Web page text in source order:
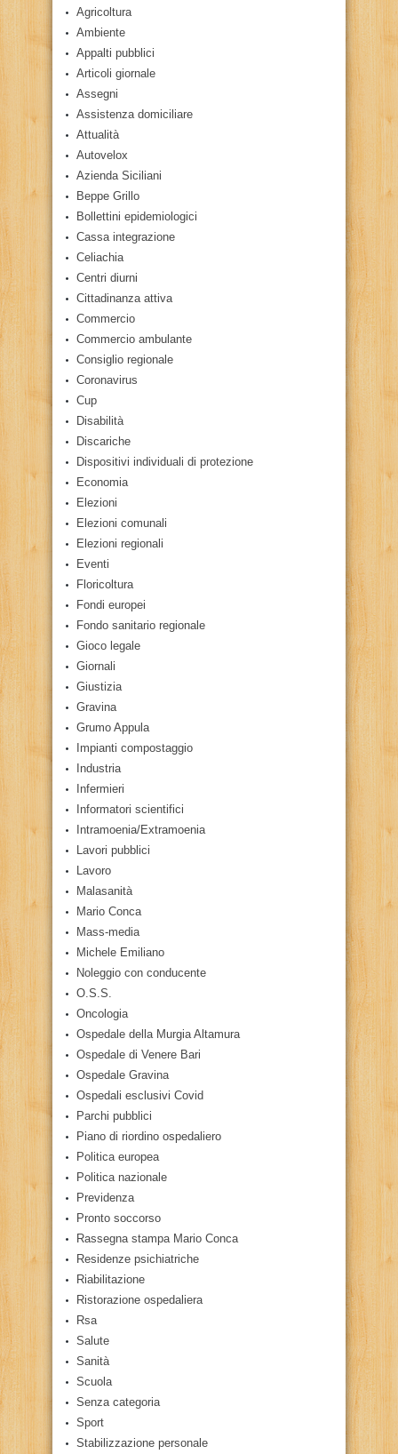
Agricoltura
Ambiente
Appalti pubblici
Articoli giornale
Assegni
Assistenza domiciliare
Attualità
Autovelox
Azienda Siciliani
Beppe Grillo
Bollettini epidemiologici
Cassa integrazione
Celiachia
Centri diurni
Cittadinanza attiva
Commercio
Commercio ambulante
Consiglio regionale
Coronavirus
Cup
Disabilità
Discariche
Dispositivi individuali di protezione
Economia
Elezioni
Elezioni comunali
Elezioni regionali
Eventi
Floricoltura
Fondi europei
Fondo sanitario regionale
Gioco legale
Giornali
Giustizia
Gravina
Grumo Appula
Impianti compostaggio
Industria
Infermieri
Informatori scientifici
Intramoenia/Extramoenia
Lavori pubblici
Lavoro
Malasanità
Mario Conca
Mass-media
Michele Emiliano
Noleggio con conducente
O.S.S.
Oncologia
Ospedale della Murgia Altamura
Ospedale di Venere Bari
Ospedale Gravina
Ospedali esclusivi Covid
Parchi pubblici
Piano di riordino ospedaliero
Politica europea
Politica nazionale
Previdenza
Pronto soccorso
Rassegna stampa Mario Conca
Residenze psichiatriche
Riabilitazione
Ristorazione ospedaliera
Rsa
Salute
Sanità
Scuola
Senza categoria
Sport
Stabilizzazione personale